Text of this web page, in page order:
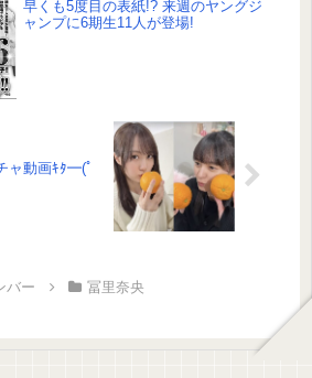
早くも5度目の表紙!? 来週のヤングジ
ャンプに6期生11人が登場!
ャ動画ｷﾀ━(ﾟ
バー 冨里奈央